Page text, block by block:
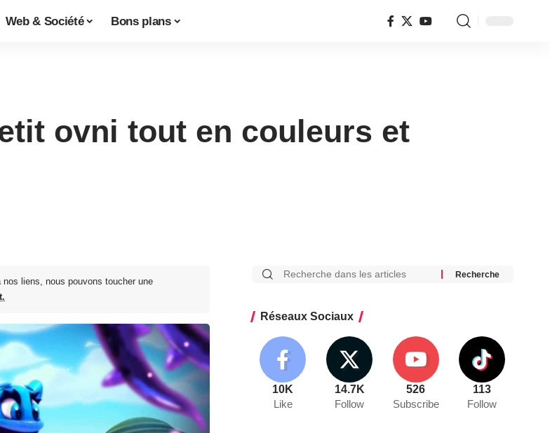
Web & Société Bons plans
ovni tout en couleurs et
liens, nous pouvons toucher une
Réseaux Sociaux
10K
Like
14.7K
Follow
526
Subscribe
113
Follow